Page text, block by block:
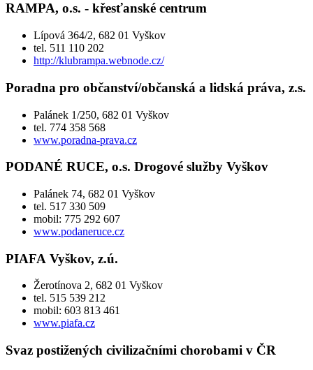
RAMPA, o.s. - křesťanské centrum
Lípová 364/2, 682 01 Vyškov
tel. 511 110 202
http://klubrampa.webnode.cz/
Poradna pro občanství/občanská a lidská práva, z.s.
Palánek 1/250, 682 01 Vyškov
tel. 774 358 568
www.poradna-prava.cz
PODANÉ RUCE, o.s. Drogové služby Vyškov
Palánek 74, 682 01 Vyškov
tel. 517 330 509
mobil: 775 292 607
www.podaneruce.cz
PIAFA Vyškov, z.ú.
Žerotínova 2, 682 01 Vyškov
tel. 515 539 212
mobil: 603 813 461
www.piafa.cz
Svaz postižených civilizačními chorobami v ČR